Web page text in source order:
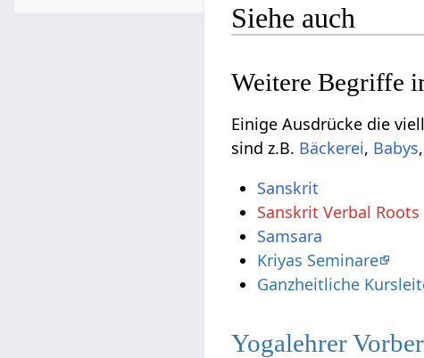
Siehe auch
Einige Ausdrücke die vielleicht nur
sind z.B.
, Babys
Sanskrit
Sanskrit Verbal Roots
Samsara
Kriyas Seminare
Ganzheitliche
Yogalehrer